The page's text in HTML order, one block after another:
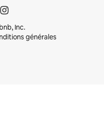
Inc.
générales